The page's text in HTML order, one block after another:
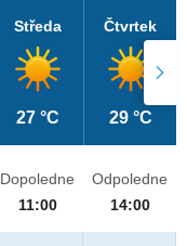
Středa
27 °C
Čtvrtek
29 °C
Dopoledne
11:00
Odpoledne
14:00